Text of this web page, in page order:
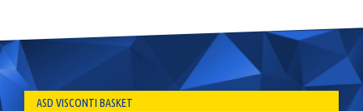
ASD VISCONTI BASKET